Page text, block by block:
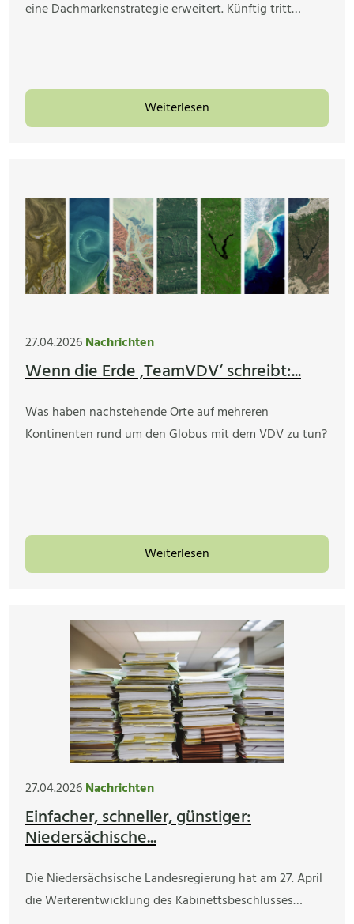
eine Dachmarkenstrategie erweitert. Künftig tritt…
Weiterlesen
27.04.2026Nachrichten
Wenn die Erde ‚TeamVDV‘ schreibt:...
Was haben nachstehende Orte auf mehreren
Kontinenten rund um den Globus mit dem VDV zu tun?
Weiterlesen
27.04.2026Nachrichten
Einfacher, schneller, günstiger:
Niedersächische...
Die Niedersächsische Landesregierung hat am 27. April
die Weiterentwicklung des Kabinettsbeschlusses…